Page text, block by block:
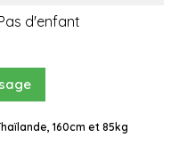
d'enfant
160cm et 85kg